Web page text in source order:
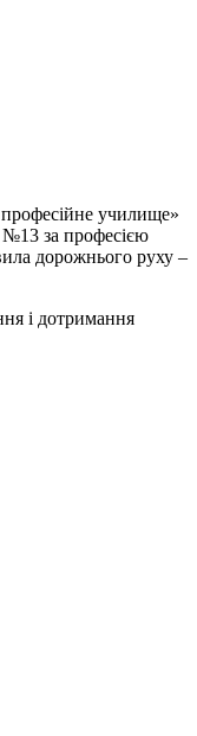
професійне училище»
№13 за професією
дорожнього руху –
і дотримання